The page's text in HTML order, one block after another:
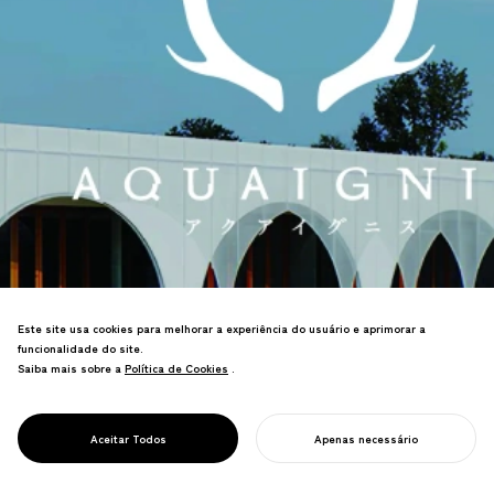
PROJECT
AQUAIGNIS
um complexo resort em Yunoyama
Onsen, Prefeitura de Mie.
Este site usa cookies para melhorar a experiência do usuário e aprimorar a
funcionalidade do site.
Saiba mais sobre a Política de Cookies
Política de Cookies .
Aceitar Todos Apenas necessário